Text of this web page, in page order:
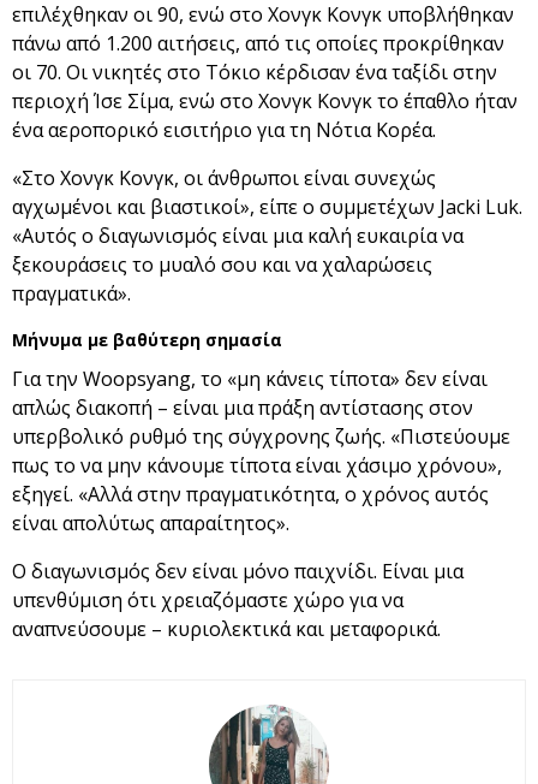
επιλέχθηκαν οι 90, ενώ στο Χονγκ Κονγκ υποβλήθηκαν
πάνω από 1.200 αιτήσεις, από τις οποίες προκρίθηκαν
οι 70. Οι νικητές στο Τόκιο κέρδισαν ένα ταξίδι στην
περιοχή Ίσε Σίμα, ενώ στο Χονγκ Κονγκ το έπαθλο ήταν
ένα αεροπορικό εισιτήριο για τη Νότια Κορέα.
«Στο Χονγκ Κονγκ, οι άνθρωποι είναι συνεχώς
αγχωμένοι και βιαστικοί», είπε ο συμμετέχων Jacki Luk.
«Αυτός ο διαγωνισμός είναι μια καλή ευκαιρία να
ξεκουράσεις το μυαλό σου και να χαλαρώσεις
πραγματικά».
Μήνυμα με βαθύτερη σημασία
Για την Woopsyang, το «μη κάνεις τίποτα» δεν είναι
απλώς διακοπή – είναι μια πράξη αντίστασης στον
υπερβολικό ρυθμό της σύγχρονης ζωής. «Πιστεύουμε
πως το να μην κάνουμε τίποτα είναι χάσιμο χρόνου»,
εξηγεί. «Αλλά στην πραγματικότητα, ο χρόνος αυτός
είναι απολύτως απαραίτητος».
Ο διαγωνισμός δεν είναι μόνο παιχνίδι. Είναι μια
υπενθύμιση ότι χρειαζόμαστε χώρο για να
αναπνεύσουμε – κυριολεκτικά και μεταφορικά.